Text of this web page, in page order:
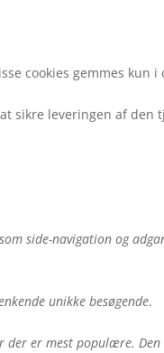
cookies gemmes
sikre leveringen af
side-navigation og
unikke besøgende.
er mest populære.